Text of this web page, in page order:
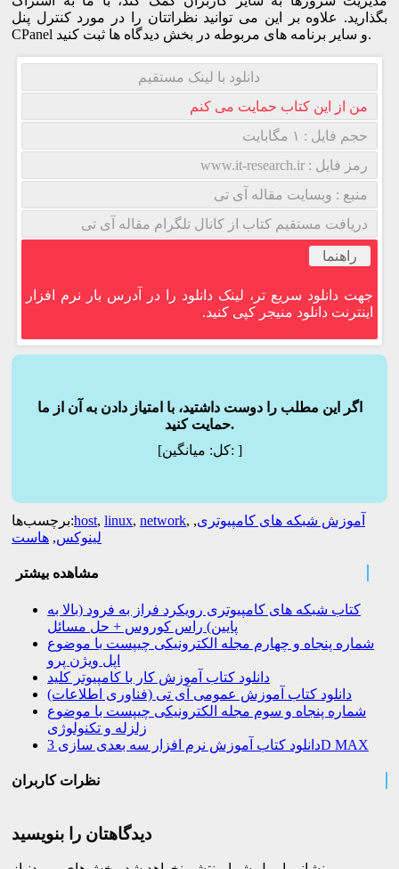
بگذارید. علاوه بر این می توانید نظراتتان را در مورد کنترل پنل
CPanel و سایر برنامه های مربوطه در بخش دیدگاه ها ثبت کنید.
دانلود با لینک مستقیم
من از این کتاب حمایت می کنم
حجم فایل : ۱ مگابایت
رمز فایل : www.it-research.ir
منبع : وبسایت مقاله آی تی
دریافت مستقیم کتاب از کانال تلگرام مقاله آی تی
راهنما
جهت دانلود سریع تر، لینک دانلود را در آدرس بار نرم افزار
اینترنت دانلود منیجر کپی کنید.
اگر این مطلب را دوست داشتید، با امتیاز دادن به آن از ما
حمایت کنید.
[کل:میانگین: ]
برچسب‌ها:host, linux, network, آموزش شبکه های کامپیوتری,
لینوکس, هاست
مشاهده بیشتر
کتاب شبکه های کامپیوتری رویکرد فراز به فرود (بالا به
پایین) راس کوروس + حل مسائل
شماره پنجاه و چهارم مجله الکترونیکی چیپست با موضوع
اپل ویژن پرو
دانلود کتاب آموزش کار با کامپیوتر کلید
دانلود کتاب آموزش عمومی آی تی (فناوری اطلاعات)
شماره پنجاه و سوم مجله الکترونیکی چیپست با موضوع
زلزله و تکنولوژی
دانلود کتاب آموزش نرم افزار سه بعدی سازی 3D MAX
نظرات کاربران
دیدگاهتان را بنویسید